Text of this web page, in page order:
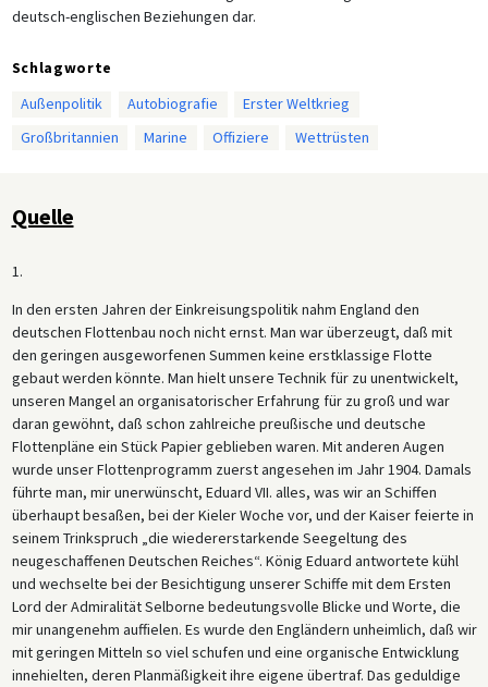
deutsch-englischen Beziehungen dar.
Schlagworte
Außenpolitik
Autobiografie
Erster Weltkrieg
Großbritannien
Marine Offiziere Wettrüsten
Quelle
1.
In den ersten Jahren der Einkreisungspolitik nahm England den
deutschen Flottenbau noch nicht ernst. Man war überzeugt, daß mit
den geringen ausgeworfenen Summen keine erstklassige Flotte
gebaut werden könnte. Man hielt unsere Technik für zu unentwickelt,
unseren Mangel an organisatorischer Erfahrung für zu groß und war
daran gewöhnt, daß schon zahlreiche preußische und deutsche
Flottenpläne ein Stück Papier geblieben waren. Mit anderen Augen
wurde unser Flottenprogramm zuerst angesehen im Jahr 1904. Damals
führte man, mir unerwünscht, Eduard VII. alles, was wir an Schiffen
überhaupt besaßen, bei der Kieler Woche vor, und der Kaiser feierte in
seinem Trinkspruch „die wiedererstarkende Seegeltung des
neugeschaffenen Deutschen Reiches“. König Eduard antwortete kühl
und wechselte bei der Besichtigung unserer Schiffe mit dem Ersten
Lord der Admiralität Selborne bedeutungsvolle Blicke und Worte, die
mir unangenehm auffielen. Es wurde den Engländern unheimlich, daß wir
mit geringen Mitteln so viel schufen und eine organische Entwicklung
innehielten, deren Planmäßigkeit ihre eigene übertraf. Das geduldige